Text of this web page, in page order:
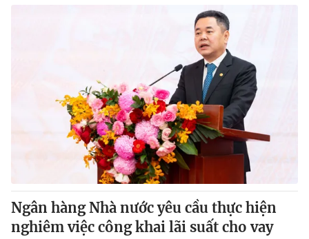
Ngân hàng Nhà nước yêu cầu thực hiện
nghiêm việc công khai lãi suất cho vay